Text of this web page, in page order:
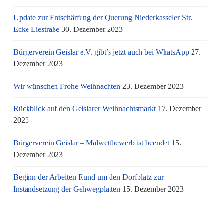
Update zur Entschärfung der Querung Niederkasseler Str.
Ecke Liestraße 30. Dezember 2023
Bürgerverein Geislar e.V. gibt’s jetzt auch bei WhatsApp 27.
Dezember 2023
Wir wünschen Frohe Weihnachten 23. Dezember 2023
Rückblick auf den Geislarer Weihnachtsmarkt 17. Dezember
2023
Bürgerverein Geislar – Malwettbewerb ist beendet 15.
Dezember 2023
Beginn der Arbeiten Rund um den Dorfplatz zur
Instandsetzung der Gehwegplatten 15. Dezember 2023